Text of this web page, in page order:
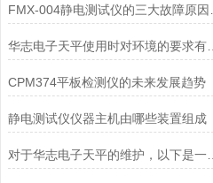
华志电子天平使用时对环境的要求有哪些？
CPM374平板检测仪的未来发展趋势
静电测试仪仪器主机由哪些装置组成
对于华志电子天平的维护，以下是一些建议和注意事项